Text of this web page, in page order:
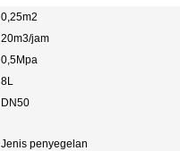
0,25m2
20m3/jam
0,5Mpa
8L
DN50
Jenis penyegelan